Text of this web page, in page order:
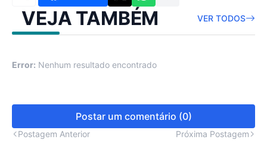
VEJA TAMBÉM VER TODOS
Error: Nenhum resultado encontrado
Postar um comentário (0)
Postagem Anterior Próxima Postagem